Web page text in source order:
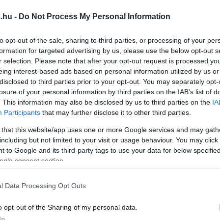
- Do Not Process My Personal Information
opt-out of the sale, sharing to third parties, or processing of your
for targeted advertising by us, please use the below opt-out
selection. Please note that after your opt-out request is processed
interest-based ads based on personal information utilized by us
to third parties prior to your opt-out. You may separately
of your personal information by third parties on the IAB’s list of
This information may also be disclosed by us to third parties on the
Participants that may further disclose it to other third parties.
that this website/app uses one or more Google services and may
but not limited to your visit or usage behaviour. You may
to Google and its third-party tags to use your data for below
consent section.
Data Processing Opt Outs
opt-out of the Sharing of my personal data.
KOALÍCIÓ ELNÖKÉNEK
és továbbra is képviselni kívánja az
SZŐLŐ UTCÁBÓL ELVITT EMBEREK
és Czeglédyről is beszélt a DK elnöke az
A GYÓNÁSI TITKOT PEDOFIL ÜGYEK
mint a vallási titoktartás. A javaslat kötelezné az
esetén.